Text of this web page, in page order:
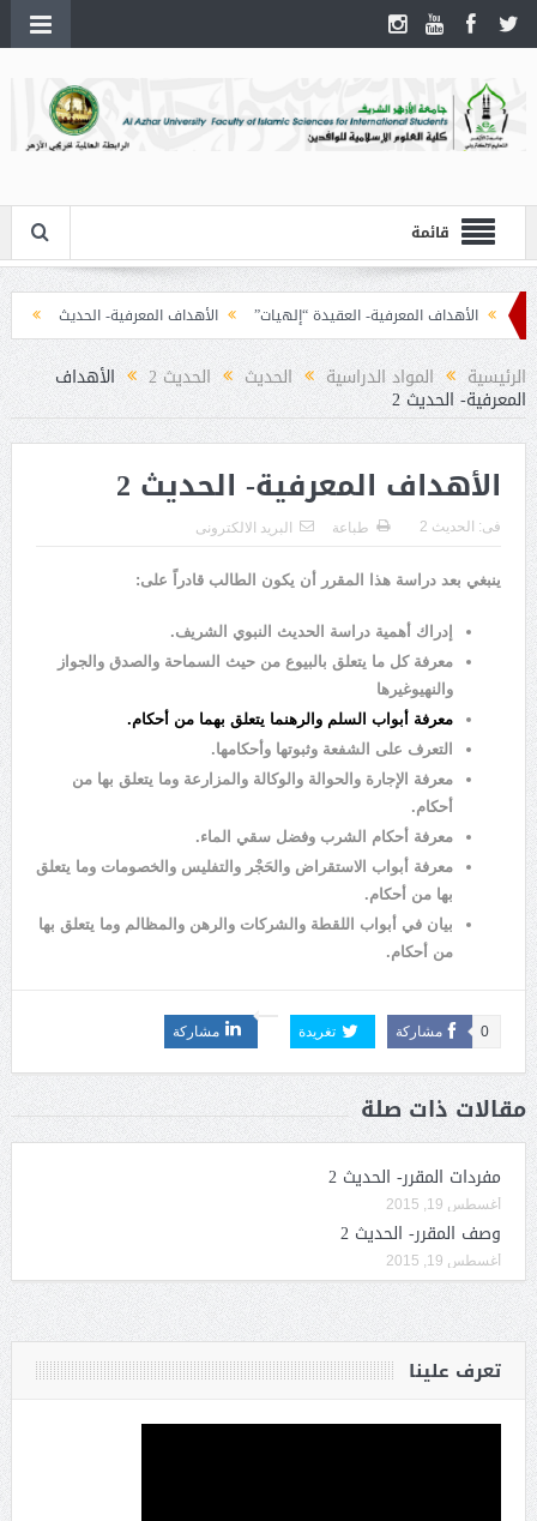
قائمة
الأهداف المعرفية- العقيدة “إلهيات” الأهداف المعرفية- الحديث
الرئيسية المواد الدراسية الحديث الحديث 2 الأهداف
المعرفية- الحديث 2
الأهداف المعرفية- الحديث 2
فى: الحديث 2 طباعة البريد الالكترونى
ينبغي بعد دراسة هذا المقرر أن يكون الطالب قادراً على:
إدراك أهمية دراسة الحديث النبوي الشريف.
معرفة كل ما يتعلق بالبيوع من حيث السماحة والصدق والجواز
والنهيوغيرها
معرفة أبواب السلم والرهنما يتعلق بهما من أحكام.
التعرف على الشفعة وثبوتها وأحكامها.
معرفة الإجارة والحوالة والوكالة والمزارعة وما يتعلق بها من
أحكام.
معرفة أحكام الشرب وفضل سقي الماء.
معرفة أبواب الاستقراض والحَجْر والتفليس والخصومات وما يتعلق
بها من أحكام.
بيان في أبواب اللقطة والشركات والرهن والمظالم وما يتعلق بها
من أحكام.
مشاركة 0 تغريدة مشاركة
مقالات ذات صلة
مفردات المقرر- الحديث 2
أغسطس 19, 2015
وصف المقرر- الحديث 2
أغسطس 19, 2015
تعرف علينا